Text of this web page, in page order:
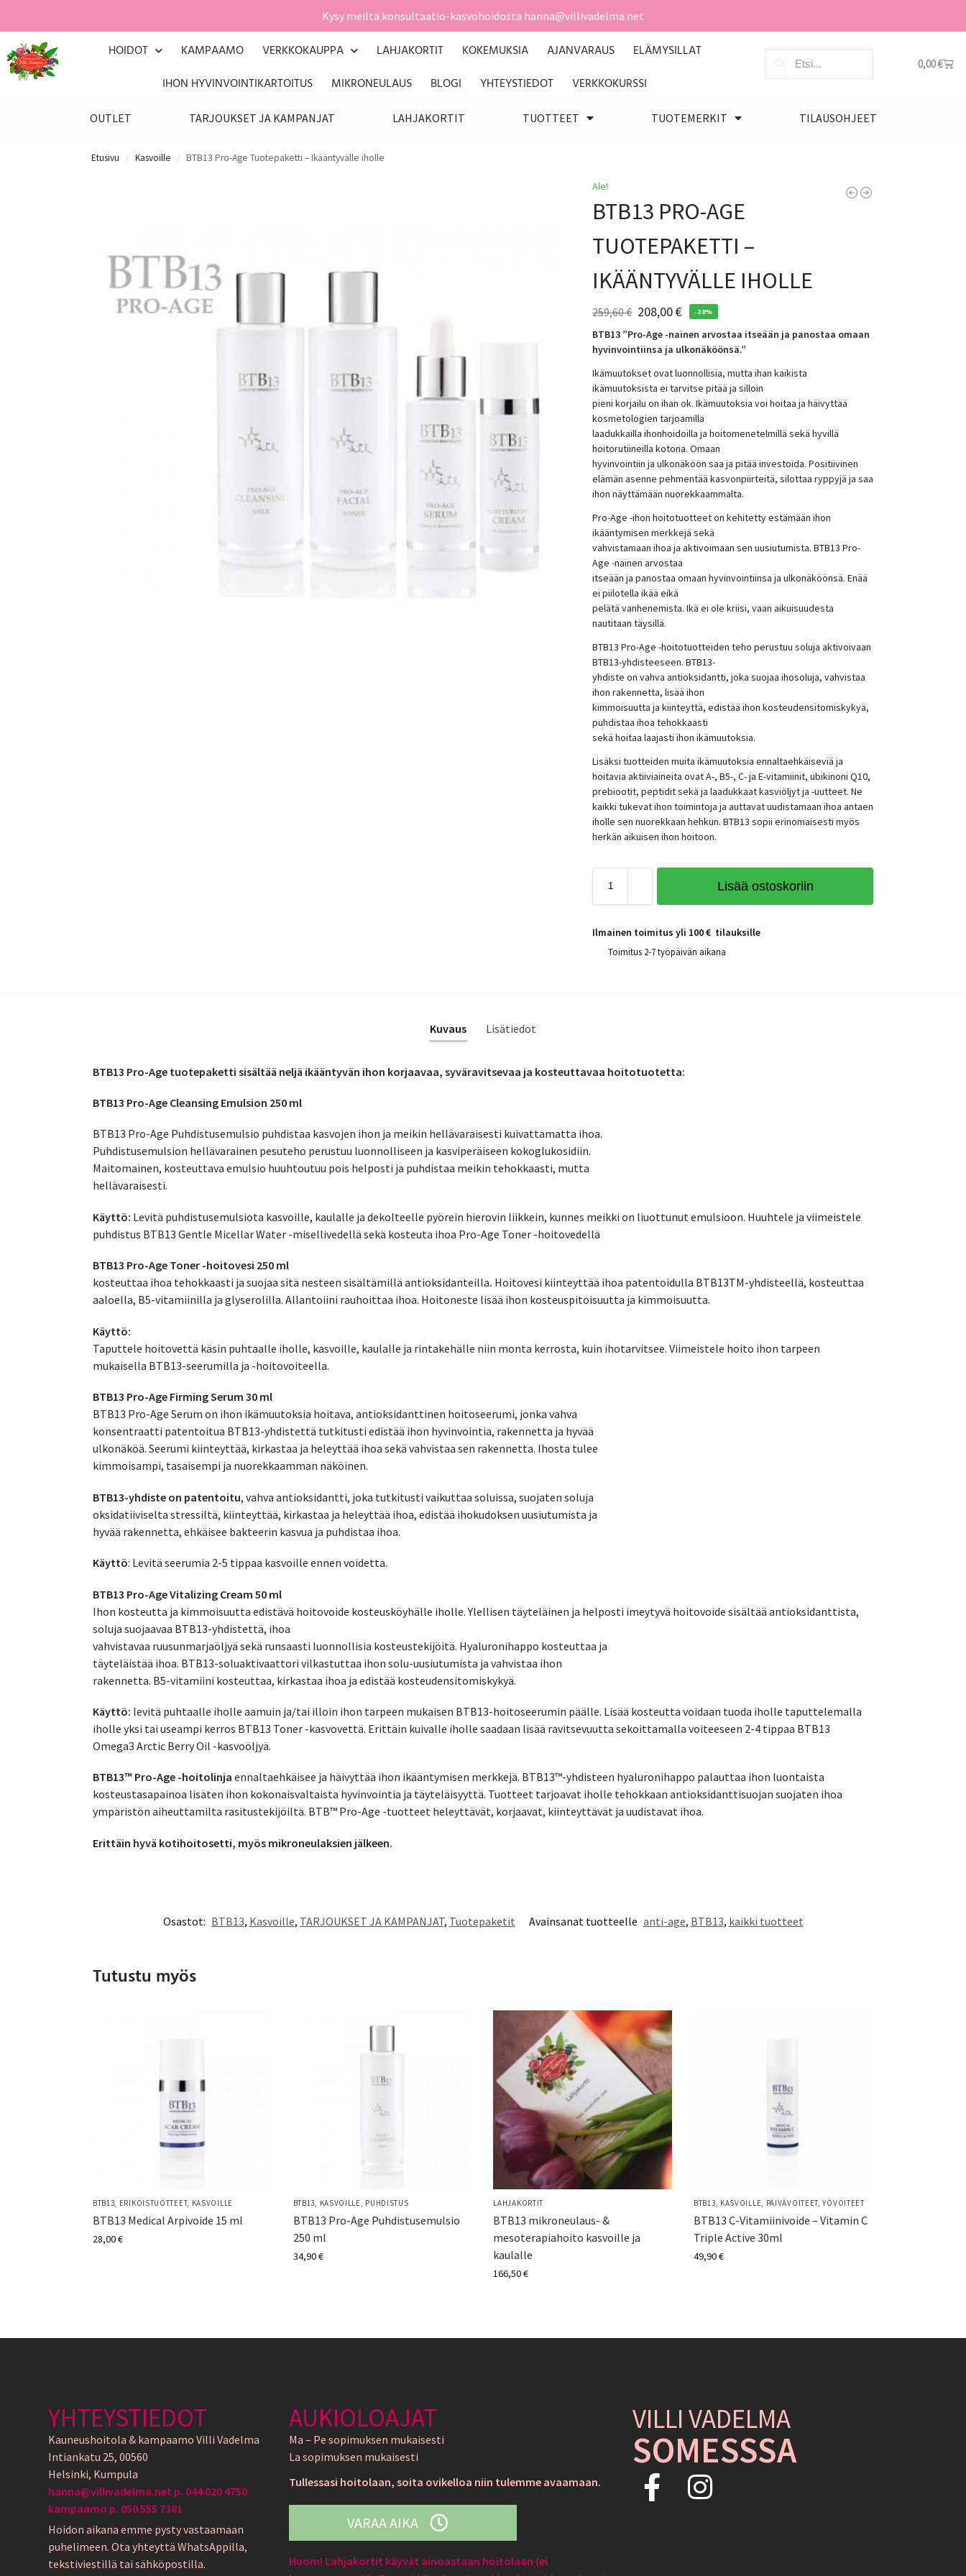
Kysy meiltä konsultaatio-kasvohoidosta hanna@villivadelma.net
HOIDOT KAMPAAMO VERKKOKAUPPA LAHJAKORTIT KOKEMUKSIA AJANVARAUS
ELÄMYSILLAT
IHON HYVINVOINTIKARTOITUS
MIKRONEULAUS BLOGI YHTEYSTIEDOT VERKKOKURSSI
0,00€
OUTLET TARJOUKSET JA KAMPANJAT LAHJAKORTIT TUOTTEET TUOTEMERKIT TILAUSOHJEET
Etusivu / Kasvoille / BTB13 Pro-Age Tuotepaketti – Ikääntyvälle iholle
Ale!
BTB13 PRO-AGE
TUOTEPAKETTI –
IKÄÄNTYVÄLLE IHOLLE
259,60€ 208,00€ -20%
BTB13 ”Pro-Age -nainen arvostaa itseään ja panostaa omaan
hyvinvointiinsa ja ulkonäköönsä.”
Ikämuutokset ovat luonnollisia, mutta ihan kaikista
ikämuutoksista ei tarvitse pitää ja silloin
pieni korjailu on ihan ok. Ikämuutoksia voi hoitaa ja häivyttää
kosmetologien tarjoamilla
laadukkailla ihonhoidoilla ja hoitomenetelmillä sekä hyvillä
hoitorutiineilla kotona. Omaan
hyvinvointiin ja ulkonäköön saa ja pitää investoida. Positiivinen
elämän asenne pehmentää kasvonpiirteitä, silottaa ryppyjä ja saa
ihon näyttämään nuorekkaammalta.
Pro-Age -ihon hoitotuotteet on kehitetty estämään ihon
ikääntymisen merkkejä sekä
vahvistamaan ihoa ja aktivoimaan sen uusiutumista. BTB13 Pro-
Age -nainen arvostaa
itseään ja panostaa omaan hyvinvointiinsa ja ulkonäköönsä. Enää
ei piilotella ikää eikä
pelätä vanhenemista. Ikä ei ole kriisi, vaan aikuisuudesta
nautitaan täysillä.
BTB13 Pro-Age -hoitotuotteiden teho perustuu soluja aktivoivaan
BTB13-yhdisteeseen. BTB13-
yhdiste on vahva antioksidantti, joka suojaa ihosoluja, vahvistaa
ihon rakennetta, lisää ihon
kimmoisuutta ja kiinteyttä, edistää ihon kosteudensitomiskykyä,
puhdistaa ihoa tehokkaasti
sekä hoitaa laajasti ihon ikämuutoksia.
Lisäksi tuotteiden muita ikämuutoksia ennaltaehkäiseviä ja
hoitavia aktiiviaineita ovat A-, B5-, C- ja E-vitamiinit, ubikinoni Q10,
prebiootit, peptidit sekä ja laadukkaat kasviöljyt ja -uutteet. Ne
kaikki tukevat ihon toimintoja ja auttavat uudistamaan ihoa antaen
iholle sen nuorekkaan hehkun. BTB13 sopii erinomaisesti myös
herkän aikuisen ihon hoitoon.
Lisää ostoskoriin
Ilmainen toimitus yli 100 € tilauksille
Toimitus 2-7 työpäivän aikana
Kuvaus Lisätiedot
BTB13 Pro-Age tuotepaketti sisältää neljä ikääntyvän ihon korjaavaa, syväravitsevaa ja kosteuttavaa hoitotuotetta:
BTB13 Pro-Age Cleansing Emulsion 250 ml
BTB13 Pro-Age Puhdistusemulsio puhdistaa kasvojen ihon ja meikin hellävaraisesti kuivattamatta ihoa.
Puhdistusemulsion hellävarainen pesuteho perustuu luonnolliseen ja kasviperäiseen kokoglukosidiin.
Maitomainen, kosteuttava emulsio huuhtoutuu pois helposti ja puhdistaa meikin tehokkaasti, mutta
hellävaraisesti.
Käyttö: Levitä puhdistusemulsiota kasvoille, kaulalle ja dekolteelle pyörein hierovin liikkein, kunnes meikki on liuottunut emulsioon. Huuhtele ja viimeistele
puhdistus BTB13 Gentle Micellar Water -misellivedellä sekä kosteuta ihoa Pro-Age Toner -hoitovedellä
BTB13 Pro-Age Toner -hoitovesi 250 ml
kosteuttaa ihoa tehokkaasti ja suojaa sitä nesteen sisältämillä antioksidanteilla. Hoitovesi kiinteyttää ihoa patentoidulla BTB13TM-yhdisteellä, kosteuttaa
aaloella, B5-vitamiinilla ja glyserolilla. Allantoiini rauhoittaa ihoa. Hoitoneste lisää ihon kosteuspitoisuutta ja kimmoisuutta.
Käyttö:
Taputtele hoitovettä käsin puhtaalle iholle, kasvoille, kaulalle ja rintakehälle niin monta kerrosta, kuin ihotarvitsee. Viimeistele hoito ihon tarpeen
mukaisella BTB13-seerumilla ja -hoitovoiteella.
BTB13 Pro-Age Firming Serum 30 ml
BTB13 Pro-Age Serum on ihon ikämuutoksia hoitava, antioksidanttinen hoitoseerumi, jonka vahva
konsentraatti patentoitua BTB13-yhdistettä tutkitusti edistää ihon hyvinvointia, rakennetta ja hyvää
ulkonäköä. Seerumi kiinteyttää, kirkastaa ja heleyttää ihoa sekä vahvistaa sen rakennetta. Ihosta tulee
kimmoisampi, tasaisempi ja nuorekkaamman näköinen.
BTB13-yhdiste on patentoitu, vahva antioksidantti, joka tutkitusti vaikuttaa soluissa, suojaten soluja
oksidatiiviselta stressiltä, kiinteyttää, kirkastaa ja heleyttää ihoa, edistää ihokudoksen uusiutumista ja
hyvää rakennetta, ehkäisee bakteerin kasvua ja puhdistaa ihoa.
Käyttö: Levitä seerumia 2-5 tippaa kasvoille ennen voidetta.
BTB13 Pro-Age Vitalizing Cream 50 ml
Ihon kosteutta ja kimmoisuutta edistävä hoitovoide kosteusköyhälle iholle. Ylellisen täyteläinen ja helposti imeytyvä hoitovoide sisältää antioksidanttista,
soluja suojaavaa BTB13-yhdistettä, ihoa
vahvistavaa ruusunmarjaöljyä sekä runsaasti luonnollisia kosteustekijöitä. Hyaluronihappo kosteuttaa ja
täyteläistää ihoa. BTB13-soluaktivaattori vilkastuttaa ihon solu-uusiutumista ja vahvistaa ihon
rakennetta. B5-vitamiini kosteuttaa, kirkastaa ihoa ja edistää kosteudensitomiskykyä.
Käyttö: levitä puhtaalle iholle aamuin ja/tai illoin ihon tarpeen mukaisen BTB13-hoitoseerumin päälle. Lisää kosteutta voidaan tuoda iholle taputtelemalla
iholle yksi tai useampi kerros BTB13 Toner -kasvovettä. Erittäin kuivalle iholle saadaan lisää ravitsevuutta sekoittamalla voiteeseen 2-4 tippaa BTB13
Omega3 Arctic Berry Oil -kasvoöljyä.
BTB13™ Pro-Age -hoitolinja ennaltaehkäisee ja häivyttää ihon ikääntymisen merkkejä. BTB13™-yhdisteen hyaluronihappo palauttaa ihon luontaista
kosteustasapainoa lisäten ihon kokonaisvaltaista hyvinvointia ja täyteläisyyttä. Tuotteet tarjoavat iholle tehokkaan antioksidanttisuojan suojaten ihoa
ympäristön aiheuttamilta rasitustekijöiltä. BTB™ Pro-Age -tuotteet heleyttävät, korjaavat, kiinteyttävät ja uudistavat ihoa.
Erittäin hyvä kotihoitosetti, myös mikroneulaksien jälkeen.
Osastot: BTB13, Kasvoille, TARJOUKSET JA KAMPANJAT, Tuotepaketit Avainsanat tuotteelle anti-age, BTB13, kaikki tuotteet
Tutustu myös
BTB13, ERIKOISTUOTTEET, KASVOILLE
BTB13 Medical Arpivoide 15 ml
28,00€
BTB13, KASVOILLE, PUHDISTUS
BTB13 Pro-Age Puhdistusemulsio
250 ml
34,90€
LAHJAKORTIT
BTB13 mikroneulaus- &
mesoterapiahoito kasvoille ja
kaulalle
166,50€
BTB13, KASVOILLE, PÄIVÄVOITEET,YÖVOITEET
BTB13 C-Vitamiinivoide – Vitamin C
Triple Active 30ml
49,90€
YHTEYSTIEDOT
Kauneushoitola & kampaamo Villi Vadelma
Intiankatu 25, 00560
Helsinki, Kumpula
hanna@villivadelma.net p. 044 020 4750
kampaamo p. 050 555 7381
Hoidon aikana emme pysty vastaamaan
puhelimeen. Ota yhteyttä WhatsAppilla,
tekstiviestillä tai sähköpostilla.
AUKIOLOAJAT
Ma – Pe sopimuksen mukaisesti
La sopimuksen mukaisesti
Tullessasi hoitolaan, soita ovikelloa niin tulemme avaamaan.
VARAA AIKA
Huom! Lahjakortit käyvät ainoastaan hoitolaan (ei
VILLI VADELMA
SOMESSSA